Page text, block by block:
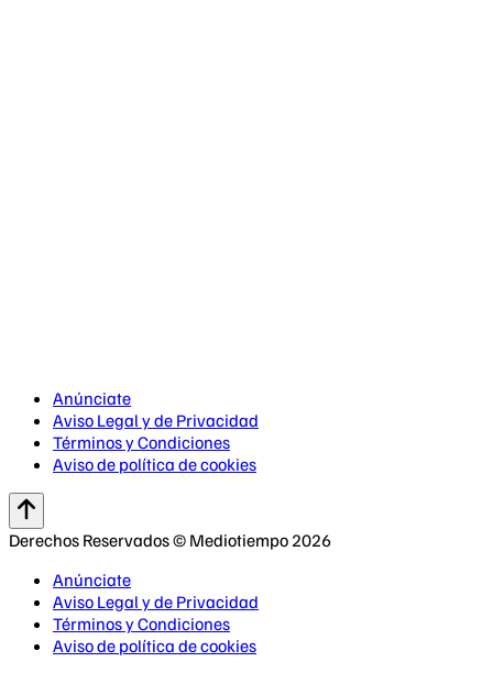
Anúnciate
Aviso Legal y de Privacidad
Términos y Condiciones
Aviso de política de cookies
Derechos Reservados © Mediotiempo 2026
Anúnciate
Aviso Legal y de Privacidad
Términos y Condiciones
Aviso de política de cookies